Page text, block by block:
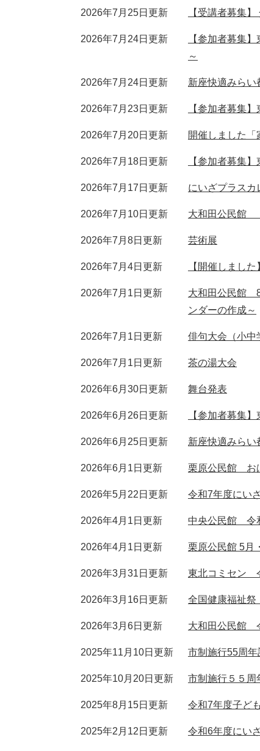
2026年7月25日更新 【受講者募集
2026年7月24日更新
【参加者募集
～
2026年7月24日更新 新座快適みら
2026年7月23日更新 【参加者募集
2026年7月20日更新 開催しました
2026年7月18日更新 【参加者募集
2026年7月17日更新 にいざプラスカ
2026年7月10日更新 大和田公民館
2026年7月8日更新 芸術展
2026年7月4日更新 【開催しまし
2026年7月1日更新
大和田公民館
ンダーの作成～
2026年7月1日更新 俳句大会（小中
2026年7月1日更新 茶の湯大会
2026年6月30日更新 舞台発表
2026年6月26日更新 【参加者募集
2026年6月25日更新 新座快適みら
2026年6月1日更新 栗原公民館 お
2026年5月22日更新 令和7年度にい
2026年4月1日更新 中央公民館 令
2026年4月1日更新 栗原公民館 5月
2026年3月31日更新 東北コミセン
2026年3月16日更新 全国健康福祉祭
2026年3月6日更新 大和田公民館
2025年11月10日更新 市制施行55周年
2025年10月20日更新 市制施行５５周
2025年8月15日更新 令和7年度子ど
2025年2月12日更新 令和6年度にい